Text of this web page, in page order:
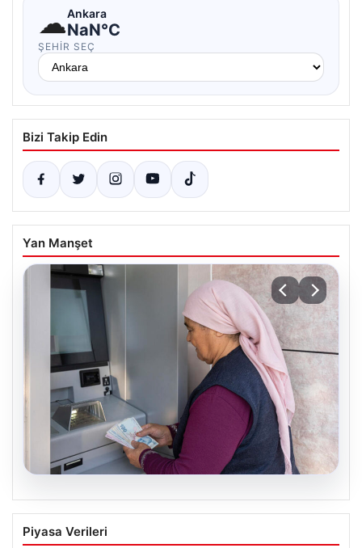
☁Ankara
NaN°C
ŞEHIR SEÇ
Bizi Takip Edin
Yan Manşet
08.08.2026
Emekli maaşı ödemeleri ne zaman
yatacak? SGK, Bağ-Kur, Emekli Sandığı
Piyasa Verileri